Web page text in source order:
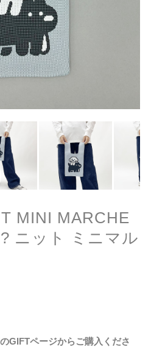
MINI MARCHE
ニット ミニマル
GIFTページからご購入くださ